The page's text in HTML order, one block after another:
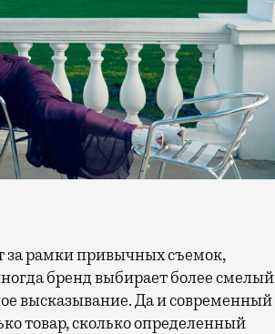
бренд выбирает более смелый
высказывание. Да и современный
товар, сколько определенный